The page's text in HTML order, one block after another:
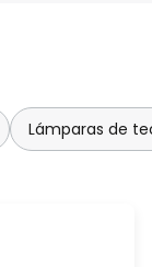
Lámparas de